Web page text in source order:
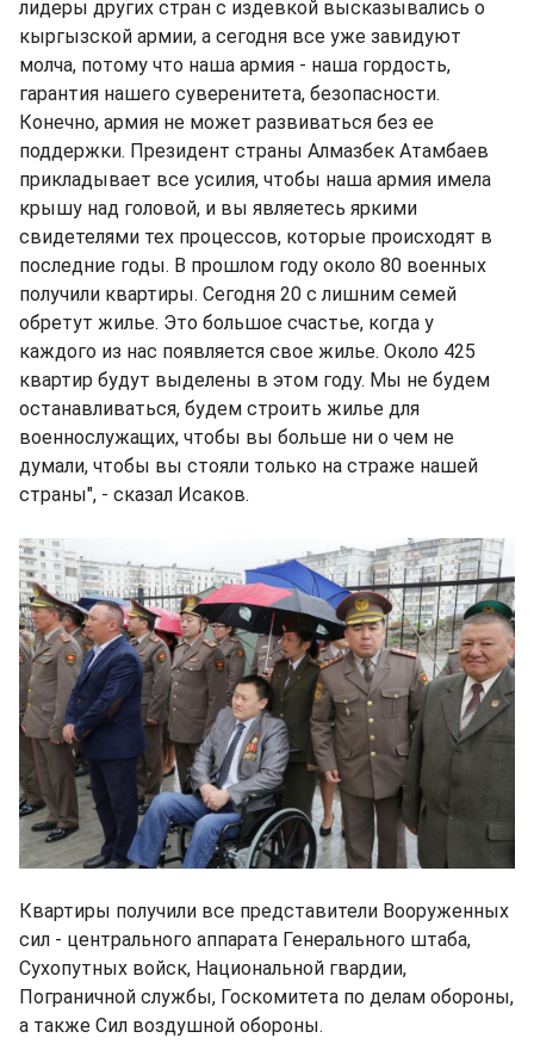
лидеры других стран с издевкой высказывались о
кыргызской армии, а сегодня все уже завидуют
молча, потому что наша армия - наша гордость,
гарантия нашего суверенитета, безопасности.
Конечно, армия не может развиваться без ее
поддержки. Президент страны Алмазбек Атамбаев
прикладывает все усилия, чтобы наша армия имела
крышу над головой, и вы являетесь яркими
свидетелями тех процессов, которые происходят в
последние годы. В прошлом году около 80 военных
получили квартиры. Сегодня 20 с лишним семей
обретут жилье. Это большое счастье, когда у
каждого из нас появляется свое жилье. Около 425
квартир будут выделены в этом году. Мы не будем
останавливаться, будем строить жилье для
военнослужащих, чтобы вы больше ни о чем не
думали, чтобы вы стояли только на страже нашей
страны", - сказал Исаков.
Квартиры получили все представители Вооруженных
сил - центрального аппарата Генерального штаба,
Сухопутных войск, Национальной гвардии,
Пограничной службы, Госкомитета по делам обороны,
а также Сил воздушной обороны.